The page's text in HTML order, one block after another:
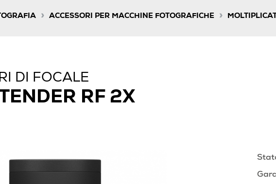
» ACCESSORI PER MACCHINE FOTOGRAFICHE »
DI FOCALE
RF 2X